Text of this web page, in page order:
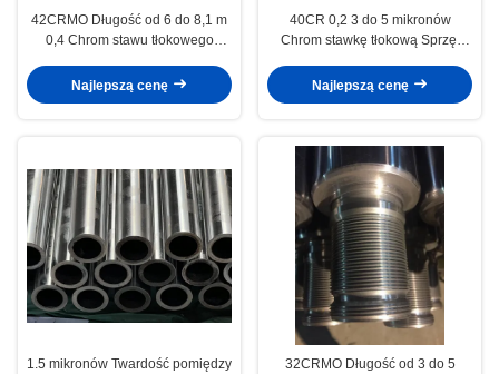
42CRMO Długość od 6 do 8,1 m
0,4 Chrom stawu tłokowego
Najlepszą cenę
40CR 0,2 3 do 5 mikronów
Chrom stawkę tłokową Sprzęt
Najlepszą cenę
1.5 mikronów Twardość pomiędzy
32CRMO Długość od 3 do 5